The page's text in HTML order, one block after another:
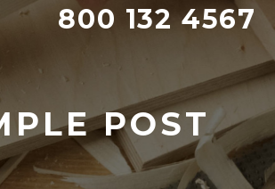
800 132 4567
POST